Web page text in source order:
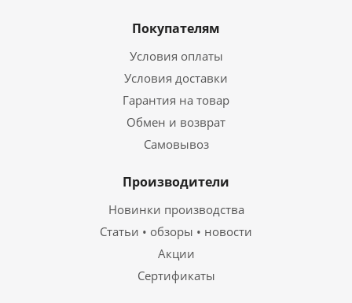
Покупателям
Условия оплаты
Условия доставки
Гарантия на товар
Обмен и возврат
Самовывоз
Производители
Новинки производства
Статьи • обзоры • новости
Акции
Сертификаты